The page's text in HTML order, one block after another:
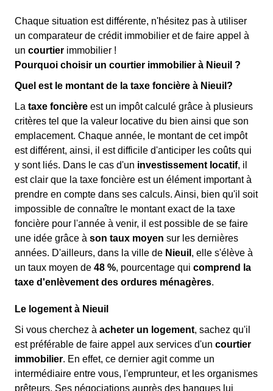
Chaque situation est différente, n'hésitez pas à utiliser
un comparateur de crédit immobilier et de faire appel à
un courtier immobilier !
Pourquoi choisir un courtier immobilier à Nieuil ?
Quel est le montant de la taxe foncière à Nieuil?
La taxe foncière est un impôt calculé grâce à plusieurs
critères tel que la valeur locative du bien ainsi que son
emplacement. Chaque année, le montant de cet impôt
est différent, ainsi, il est difficile d'anticiper les coûts qui
y sont liés. Dans le cas d'un investissement locatif, il
est clair que la taxe foncière est un élément important à
prendre en compte dans ses calculs. Ainsi, bien qu'il soit
impossible de connaître le montant exact de la taxe
foncière pour l'année à venir, il est possible de se faire
une idée grâce à son taux moyen sur les dernières
années. D'ailleurs, dans la ville de Nieuil , elle s'élève à
un taux moyen de 48 %, pourcentage qui comprend la
taxe d'enlèvement des ordures ménagères.
Le logement à Nieuil
Si vous cherchez à acheter un logement, sachez qu'il
est préférable de faire appel aux services d'un courtier
immobilier. En effet, ce dernier agit comme un
intermédiaire entre vous, l'emprunteur, et les organismes
prêteurs. Ses négociations auprès des banques lui